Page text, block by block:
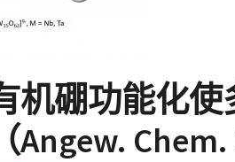
机硼功能化
Chem.